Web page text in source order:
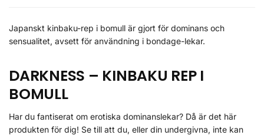
Japanskt kinbaku-rep i bomull är gjort för dominans och
sensualitet, avsett för användning i bondage-lekar.
DARKNESS – KINBAKU REP I
BOMULL
Har du fantiserat om erotiska dominanslekar? Då är det här
produkten för dig! Se till att du, eller din undergivna, inte kan